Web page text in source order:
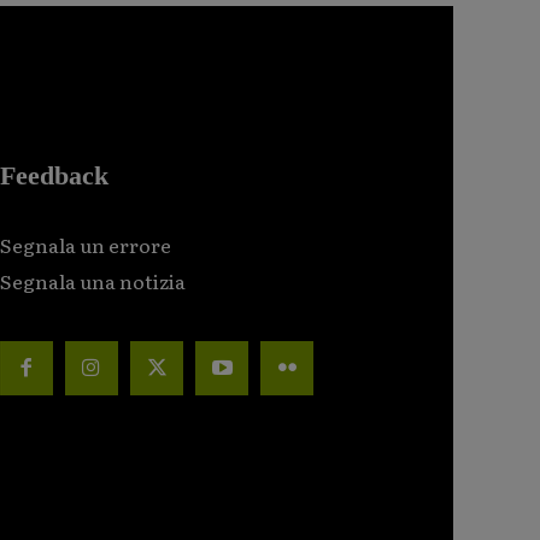
Feedback
Segnala un errore
Segnala una notizia